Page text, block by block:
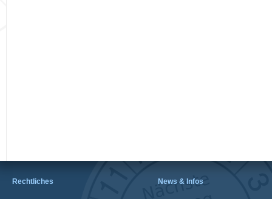
Rechtliches News & Infos